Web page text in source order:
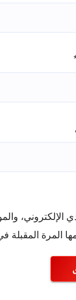
الإلكتروني،
المرة المقبلة